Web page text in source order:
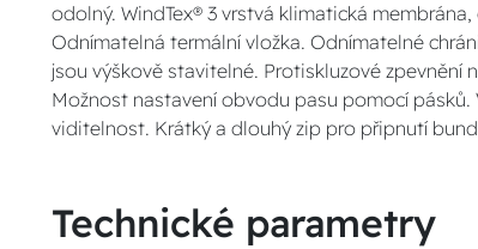
odolný. WindTex® 3 vrstvá klimatická
Odnímatelná termální vložka. Odnímatelné
jsou výškově stavitelné. Protiskluzové zpevnění
Možnost nastavení obvodu pasu pomocí pásků.
viditelnost. Krátký a dlouhý zip pro připnutí
Technické parametry